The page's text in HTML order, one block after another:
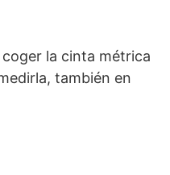
la cinta métrica
también en